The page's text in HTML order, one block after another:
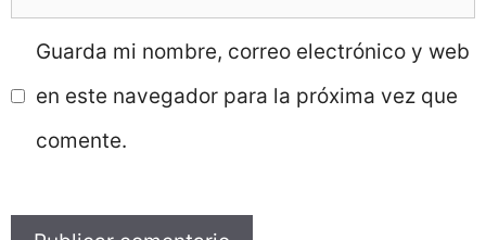
Guarda mi nombre, correo electrónico y web
en este navegador para la próxima vez que
comente.